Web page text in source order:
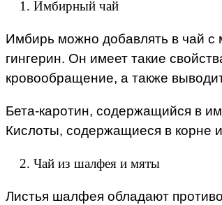
Имбирный чай
Имбирь можно добавлять в чай
гингерин. Он имеет такие
кровообращение, а также
Бета-каротин, содержащийся в
Кислоты, содержащиеся в корне
Чай из шалфея и мяты
Листья шалфея обладают